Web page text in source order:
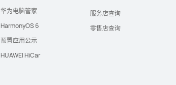
华为电脑管家
HarmonyOS 6
预置应用公示
HUAWEI HiCar
服务店查询
零售店查询